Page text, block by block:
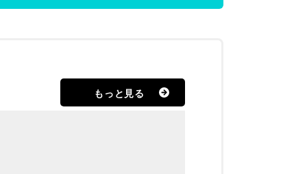
もっと見る